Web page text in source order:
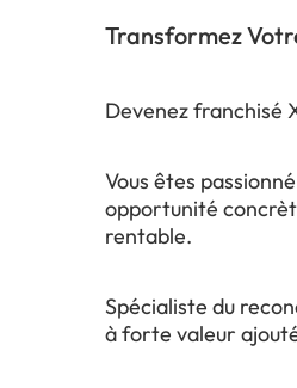
Transformez
Devenez franchisé
Vous êtes
opportunité
rentable.
Spécialiste du
à forte valeur